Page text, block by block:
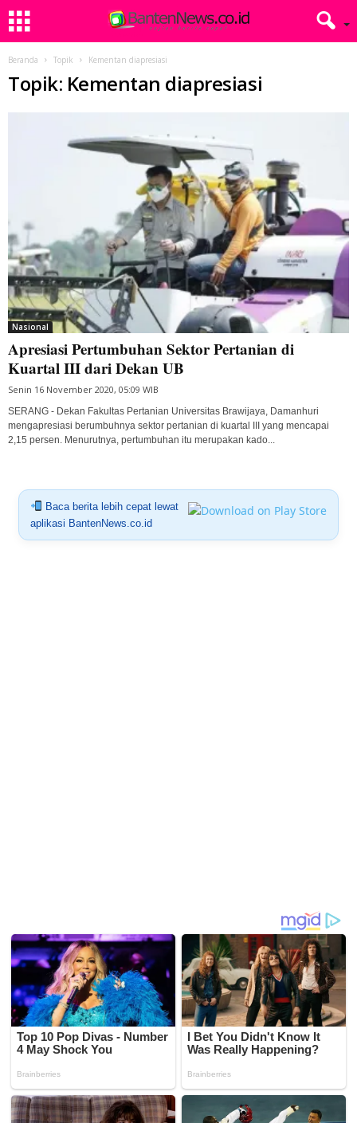
Beranda Topik Kementan diapresiasi
Topik: Kementan diapresiasi
Nasional
Apresiasi Pertumbuhan Sektor Pertanian di
Kuartal III dari Dekan UB
Senin 16 November 2020, 05:09 WIB
SERANG - Dekan Fakultas Pertanian Universitas Brawijaya, Damanhuri
mengapresiasi berumbuhnya sektor pertanian di kuartal III yang mencapai
2,15 persen. Menurutnya, pertumbuhan itu merupakan kado...
Baca berita lebih cepat lewat
aplikasi BantenNews.co.id